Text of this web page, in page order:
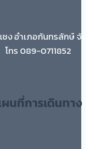
ชง อำเภอกันทรลักษ์
โทร 089-0711852
นที่การเดินทาง